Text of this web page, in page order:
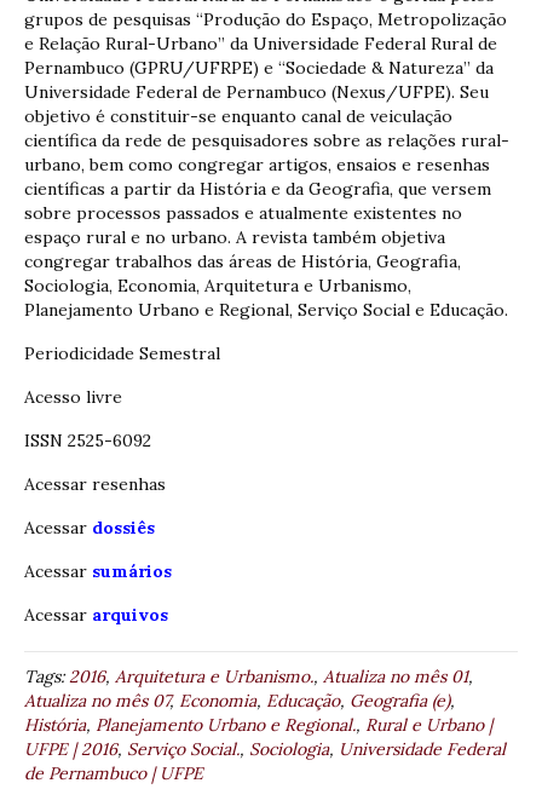
grupos de pesquisas “Produção do Espaço, Metropolização
e Relação Rural-Urbano” da Universidade Federal Rural de
Pernambuco (GPRU/UFRPE) e “Sociedade & Natureza” da
Universidade Federal de Pernambuco (Nexus/UFPE). Seu
objetivo é constituir-se enquanto canal de veiculação
científica da rede de pesquisadores sobre as relações rural-
urbano, bem como congregar artigos, ensaios e resenhas
científicas a partir da História e da Geografia, que versem
sobre processos passados e atualmente existentes no
espaço rural e no urbano. A revista também objetiva
congregar trabalhos das áreas de História, Geografia,
Sociologia, Economia, Arquitetura e Urbanismo,
Planejamento Urbano e Regional, Serviço Social e Educação.
Periodicidade Semestral
Acesso livre
ISSN 2525-6092
Acessar resenhas
Acessar dossiês
Acessar sumários
Acessar arquivos
Tags:2016, Arquitetura e Urbanismo., Atualiza no mês 01,
Atualiza no mês 07, Economia, Educação, Geografia (e),
História, Planejamento Urbano e Regional., Rural e Urbano |
UFPE | 2016, Serviço Social., Sociologia, Universidade Federal
de Pernambuco | UFPE